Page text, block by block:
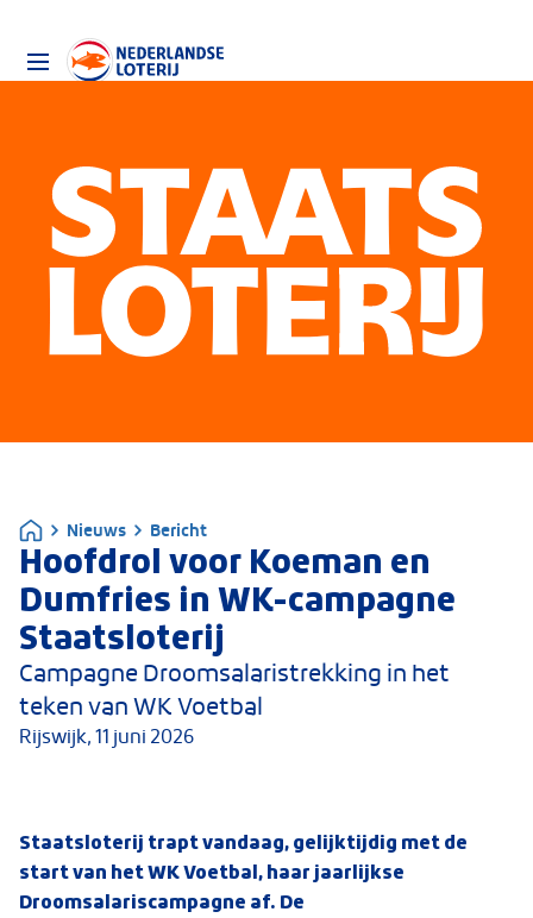
Nieuws Bericht
Hoofdrol voor Koeman en
Dumfries in WK-campagne
Staatsloterij
Campagne Droomsalaristrekking in het
teken van WK Voetbal
Rijswijk, 11 juni 2026
Staatsloterij trapt vandaag, gelijktijdig met de
start van het WK Voetbal, haar jaarlijkse
Droomsalariscampagne af. De